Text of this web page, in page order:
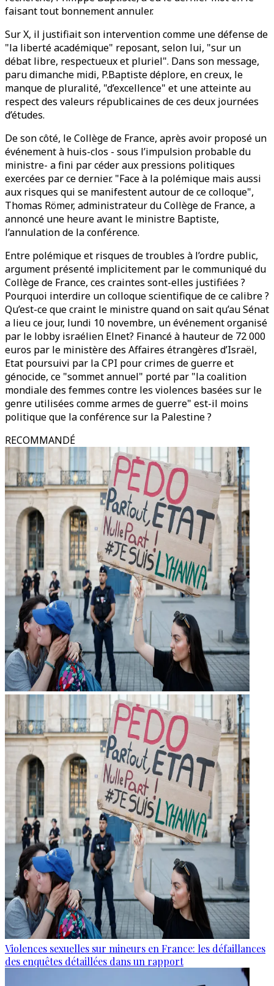
faisant tout bonnement annuler.
Sur X, il justifiait son intervention comme une défense de
"la liberté académique" reposant, selon lui, "sur un
débat libre, respectueux et pluriel". Dans son message,
paru dimanche midi, P.Baptiste déplore, en creux, le
manque de pluralité, "d’excellence" et une atteinte au
respect des valeurs républicaines de ces deux journées
d’études.
De son côté, le Collège de France, après avoir proposé un
événement à huis-clos - sous l’impulsion probable du
ministre- a fini par céder aux pressions politiques
exercées par ce dernier. "Face à la polémique mais aussi
aux risques qui se manifestent autour de ce colloque",
Thomas Römer, administrateur du Collège de France, a
annoncé une heure avant le ministre Baptiste,
l’annulation de la conférence.
Entre polémique et risques de troubles à l’ordre public,
argument présenté implicitement par le communiqué du
Collège de France, ces craintes sont-elles justifiées ?
Pourquoi interdire un colloque scientifique de ce calibre ?
Qu’est-ce que craint le ministre quand on sait qu’au Sénat
a lieu ce jour, lundi 10 novembre, un événement organisé
par le lobby israélien Elnet? Financé à hauteur de 72 000
euros par le ministère des Affaires étrangères d’Israël,
Etat poursuivi par la CPI pour crimes de guerre et
génocide, ce "sommet annuel" porté par "la coalition
mondiale des femmes contre les violences basées sur le
genre utilisées comme armes de guerre" est-il moins
politique que la conférence sur la Palestine ?
RECOMMANDÉ
Violences sexuelles sur mineurs en France: les défaillances
des enquêtes détaillées dans un rapport